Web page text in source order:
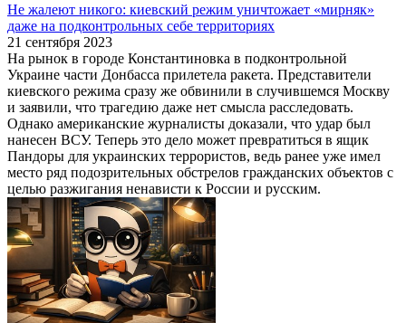
Не жалеют никого: киевский режим уничтожает «мирняк»
даже на подконтрольных себе территориях
21 сентября 2023
На рынок в городе Константиновка в подконтрольной
Украине части Донбасса прилетела ракета. Представители
киевского режима сразу же обвинили в случившемся Москву
и заявили, что трагедию даже нет смысла расследовать.
Однако американские журналисты доказали, что удар был
нанесен ВСУ. Теперь это дело может превратиться в ящик
Пандоры для украинских террористов, ведь ранее уже имел
место ряд подозрительных обстрелов гражданских объектов с
целью разжигания ненависти к России и русским.